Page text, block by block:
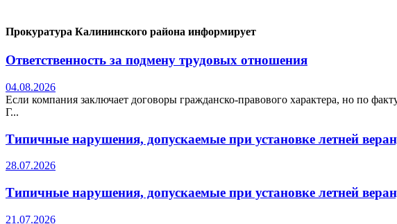
Прокуратура Калининского района информирует
Ответственность за подмену трудовых отношения
04.08.2026
Если компания заключает договоры гражданско-правового характера, но по
Г...
Типичные нарушения, допускаемые при установке летней
28.07.2026
Типичные нарушения, допускаемые при установке летней
21.07.2026